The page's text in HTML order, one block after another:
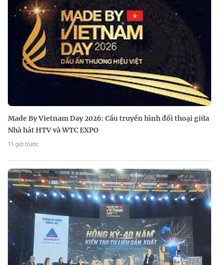
Made By Vietnam Day 2026: Cầu truyền hình đối thoại giữa
Nhà hát HTV và WTC EXPO
11 giờ trước